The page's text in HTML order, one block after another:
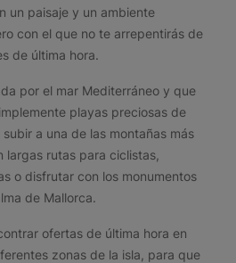
un paisaje y un ambiente
con el que no te arrepentirás de
de última hora.
por el mar Mediterráneo y que
playas preciosas de
a una de las montañas más
rutas para ciclistas,
o disfrutar con los monumentos
de Mallorca.
ofertas de última hora en
zonas de la isla, para que